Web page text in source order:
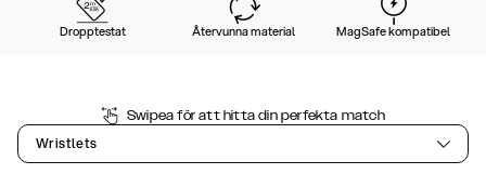
Dropptestat Återvunna material MagSafe kompatibel
Swipea för att hitta din perfekta match
Wristlets